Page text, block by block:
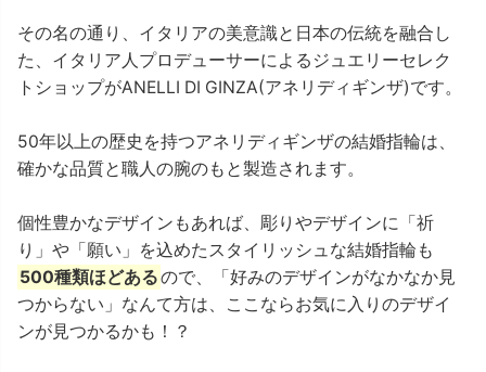
その名の通り、イタリアの美意識と日本の伝統を融合し
た、イタリア人プロデューサーによるジュエリーセレク
トショップがANELLI DI GINZA(アネリディギンザ)です。
50年以上の歴史を持つアネリディギンザの結婚指輪は、
確かな品質と職人の腕のもと製造されます。
個性豊かなデザインもあれば、彫りやデザインに「祈
り」や「願い」を込めたスタイリッシュな結婚指輪も
500種類ほどあるので、「好みのデザインがなかなか見
つからない」なんて方は、ここならお気に入りのデザイ
ンが見つかるかも！？